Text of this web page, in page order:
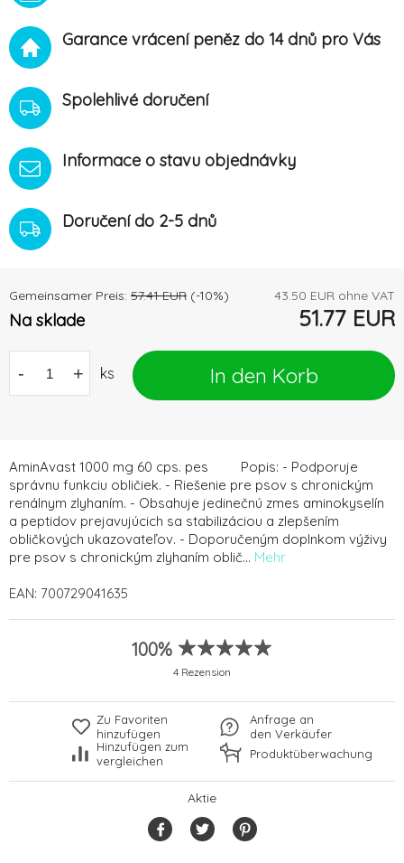
AminAvast 1000 mg 60 cps. pes Popis: - Podporuje
správnu funkciu obličiek. - Riešenie pre psov s chronickým
renálnym zlyhaním. - Obsahuje jedinečnú zmes aminokyselín
a peptidov prejavujúcich sa stabilizáciou a zlepšením
obličkových ukazovateľov. - Doporučeným doplnkom výživy
pre psov s chronickým zlyhaním oblič... Mehr
Gemeinsamer Preis: 57.41 EUR (-10%) 43.50 EUR ohne VAT
Na sklade 51.77 EUR
- + ks In den Korb
Garance vrácení peněz do 14 dnů pro Vás
Spolehlivé doručení
Informace o stavu objednávky
Doručení do 2-5 dnů
EAN: 700729041635
100%
4 Rezension
Zu Favoriten
hinzufügen
Hinzufügen zum
vergleichen
Anfrage an
den Verkäufer
Produktüberwachung
Aktie